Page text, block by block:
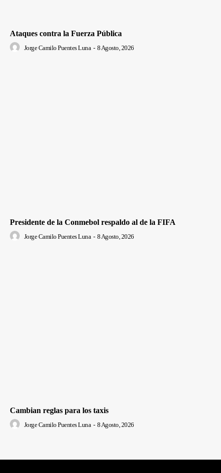
Ataques contra la Fuerza Pública
Jorge Camilo Puentes Luna - 8 Agosto, 2026
Presidente de la Conmebol respaldo al de la FIFA
Jorge Camilo Puentes Luna - 8 Agosto, 2026
Cambian reglas para los taxis
Jorge Camilo Puentes Luna - 8 Agosto, 2026